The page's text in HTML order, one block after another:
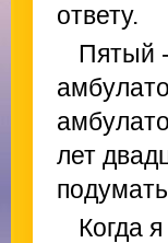
ответу.
Пятый
лет
Когда